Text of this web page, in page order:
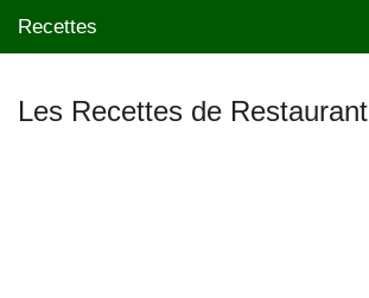
Recettes
Les Recettes de Restaurant